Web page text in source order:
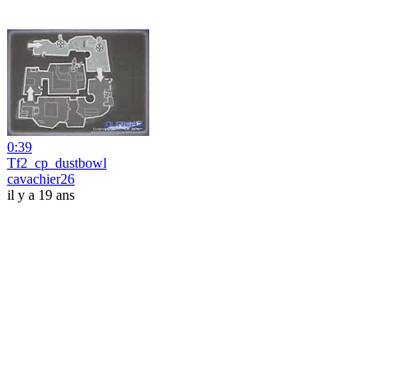
0:39
Tf2_cp_dustbowl
cavachier26
il y a 19 ans